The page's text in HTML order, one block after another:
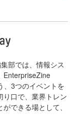
部では、情報シス
EnterpriseZine
、3つのイベントを
り口で、業界トレン
できる場として、